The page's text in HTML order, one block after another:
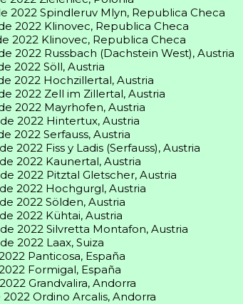
2022 Spindleruv Mlyn, Republica Checa
2022 Klinovec, Republica Checa
2022 Klinovec, Republica Checa
2022 Russbach (Dachstein West), Austria
2022 Söll, Austria
2022 Hochzillertal, Austria
2022 Zell im Zillertal, Austria
2022 Mayrhofen, Austria
2022 Hintertux, Austria
2022 Serfauss, Austria
2022 Fiss y Ladis (Serfauss), Austria
2022 Kaunertal, Austria
2022 Pitztal Gletscher, Austria
2022 Hochgurgl, Austria
2022 Sölden, Austria
2022 Kühtai, Austria
2022 Silvretta Montafon, Austria
2022 Laax, Suiza
Panticosa, España
Formigal, España
Grandvalira, Andorra
Ordino Arcalis, Andorra